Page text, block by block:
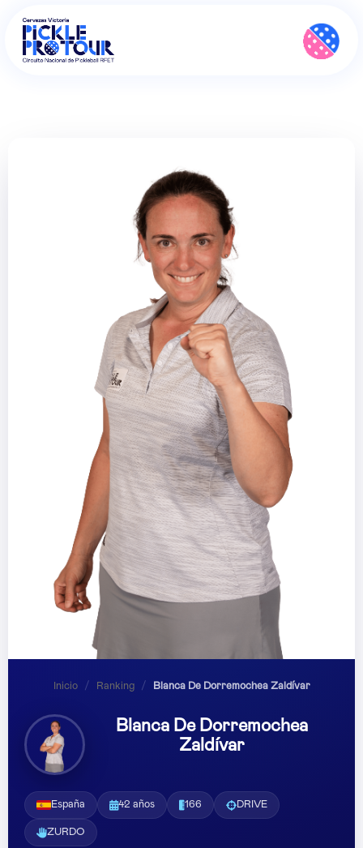
Inicio / Ranking / Blanca De Dorremochea Zaldívar
Blanca De Dorremochea
Zaldívar
España 42 años 166 DRIVE
ZURDO